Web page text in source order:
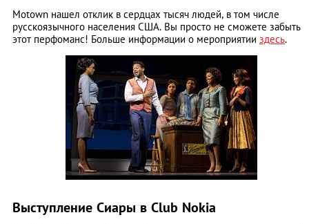
Motown нашел отклик в сердцах тысяч людей, в том числе
русскоязычного населения США. Вы просто не сможете забыть
этот перфоманс! Больше информации о мероприятии здесь.
Выступление Сиары в Club Nokia